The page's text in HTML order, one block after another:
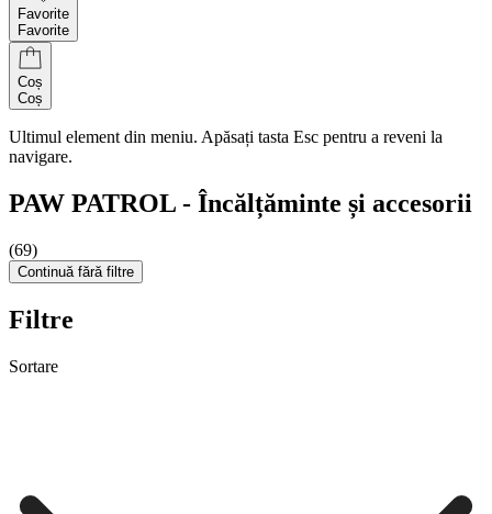
Favorite
Favorite
Coș
Coș
Ultimul element din meniu. Apăsați tasta Esc pentru a reveni la
navigare.
PAW PATROL - Încălțăminte și accesorii
(69)
Continuă fără filtre
Filtre
Sortare